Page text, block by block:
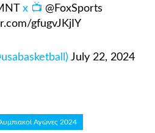
x 📺 @FoxSports
gfugvJKjIY
July 22, 2024
Αγώνες 2024